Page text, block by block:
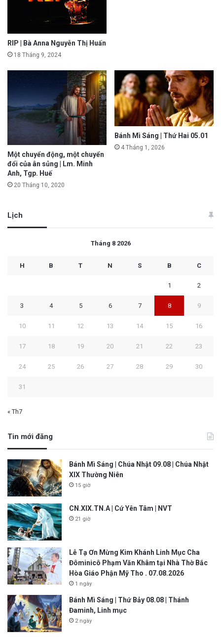
RIP | Bà Anna Nguyễn Thị Huấn
18 Tháng 9, 2024
Một chuyển động, một chuyển
đổi của ân sủng | Lm. Minh
Anh, Tgp. Huế
20 Tháng 10, 2020
Bánh Mì Sáng | Thứ Hai 05.01
4 Tháng 1, 2026
Lịch
Tháng 8 2026
H B T N S B C
1 2
3 4 5 6 7 8 9
10 11 12 13 14 15 16
17 18 19 20 21 22 23
24 25 26 27 28 29 30
31
« Th7
Tin mới đăng
Bánh Mì Sáng | Chúa Nhật 09.08 | Chúa Nhật
XIX Thường Niên
15 giờ
CN.XIX.TN.A | Cứ Yên Tâm | NVT
21 giờ
Lễ Tạ Ơn Mừng Kim Khánh Linh Mục Cha
Đôminicô Phạm Văn Khâm tại Nhà Thờ Bắc
Hòa Giáo Phận Mỹ Tho . 07.08.2026
1 ngày
Bánh Mì Sáng | Thứ Bảy 08.08 | Thánh
Đaminh, Linh mục
2 ngày